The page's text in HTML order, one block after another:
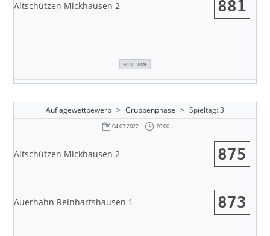
Altschützen Mickhausen 2 881
FULL TIME
Auflagewettbewerb > Gruppenphase > Spieltag: 3
04.03.2022 20:00
Altschützen Mickhausen 2 875
Auerhahn Reinhartshausen 1 873